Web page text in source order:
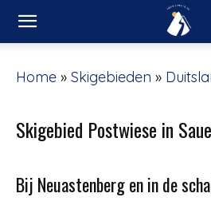
Home » Skigebieden »
Skigebied Postwiese in
Bij Neuastenberg en in de